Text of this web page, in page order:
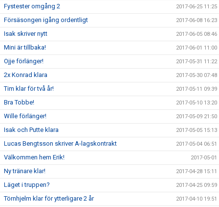
Fystester omgång 2 2017-06-25 11:25
Försäsongen igång ordentligt 2017-06-08 16:23
Isak skriver nytt 2017-06-05 08:46
Mini är tillbaka! 2017-06-01 11:00
Ojje förlänger! 2017-05-31 11:22
2x Konrad klara 2017-05-30 07:48
Tim klar för två år! 2017-05-11 09:39
Bra Tobbe! 2017-05-10 13:20
Wille förlänger! 2017-05-09 21:50
Isak och Putte klara 2017-05-05 15:13
Lucas Bengtsson skriver A-lagskontrakt 2017-05-04 06:51
Välkommen hem Erik! 2017-05-01
Ny tränare klar! 2017-04-28 15:11
Läget i truppen? 2017-04-25 09:59
Törnhjelm klar för ytterligare 2 år 2017-04-10 19:51